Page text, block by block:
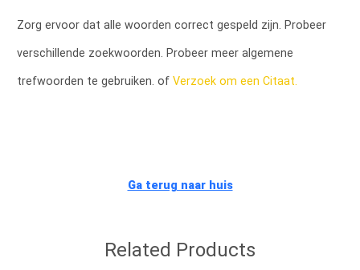
CONTACTEER
ONS
Zorg ervoor dat alle woorden correct gespeld zijn. Probeer
verschillende zoekwoorden. Probeer meer algemene
trefwoorden te gebruiken. of Verzoek om een Citaat.
Ga terug naar huis
Related Products